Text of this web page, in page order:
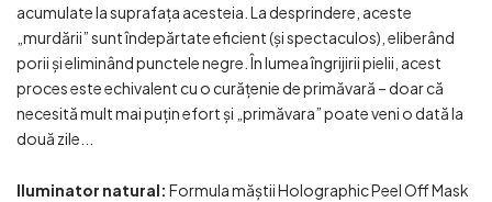
acumulate la suprafața acesteia. La desprindere, aceste
„murdării” sunt îndepărtate eficient (și spectaculos), eliberând
porii și eliminând punctele negre. În lumea îngrijirii pielii, acest
proces este echivalent cu o curățenie de primăvară – doar că
necesită mult mai puțin efort și „primăvara” poate veni o dată la
două zile...
Iluminator natural: Formula măștii Holographic Peel Off Mask